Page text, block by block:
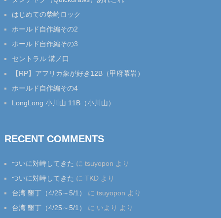
はじめての柴崎ロック
ホールド自作編その2
ホールド自作編その3
セントラル 溝ノ口
【RP】アフリカ象が好き12B（甲府幕岩）
ホールド自作編その4
LongLong 小川山 11B（小川山）
RECENT COMMENTS
ついに対峙してきた に tsuyopon より
ついに対峙してきた に TKDより
台湾 墾丁（4/25～5/1）
に tsuyopon より
台湾 墾丁（4/25～5/1）
に いより より